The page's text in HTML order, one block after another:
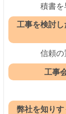
積書を
工事を検討
信頼の
工事
弊社を知り